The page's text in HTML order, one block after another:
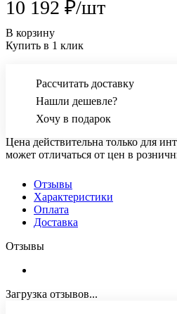
10 192 ₽/шт
В корзину
Купить в 1 клик
Рассчитать доставку
Нашли дешевле?
Хочу в подарок
Цена действительна только для
может отличаться от цен в
Отзывы
Характеристики
Оплата
Доставка
Отзывы
Загрузка отзывов...